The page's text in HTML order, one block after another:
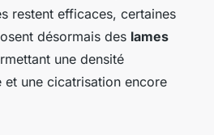
restent efficaces, certaines
désormais des lames
une densité
et une cicatrisation encore